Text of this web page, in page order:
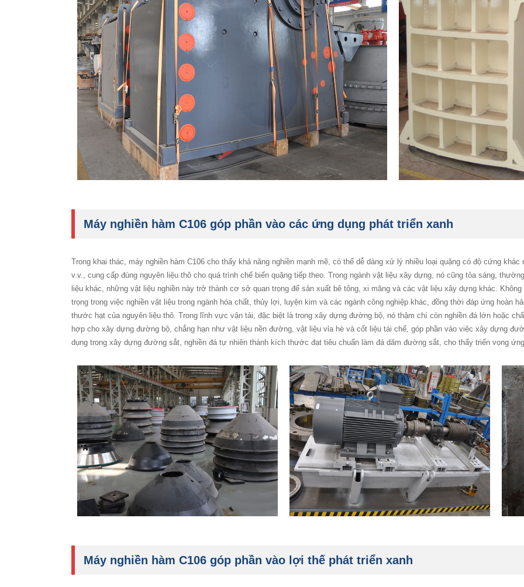
Máy nghiền hàm C106 góp phần vào các ứng dụng phát triển xanh
Trong khai thác, máy nghiền hàm C106 cho thấy khả năng nghiền mạnh mẽ, có thể dễ dàng xử lý nhiều loại quặng có độ cứng
v.v., cung cấp đúng nguyên liệu thô cho quá trình chế biến quặng tiếp theo. Trong ngành vật liệu xây dựng, nó cũng tỏa sáng,
liệu khác, những vật liệu nghiền này trở thành cơ sở quan trọng để sản xuất bê tông, xi măng và các vật liệu xây dựng khác.
trọng trong việc nghiền vật liệu trong ngành hóa chất, thủy lợi, luyện kim và các ngành công nghiệp khác, đồng thời đáp ứng hoàn
thước hạt của nguyên liệu thô. Trong lĩnh vực vận tải, đặc biệt là trong xây dựng đường bộ, nó thậm chí còn nghiền đá lớn hoặc
hợp cho xây dựng đường bộ, chẳng hạn như vật liệu nền đường, vật liệu vỉa hè và cốt liệu tái chế, góp phần vào việc xây dựng
dụng trong xây dựng đường sắt, nghiền đá tự nhiên thành kích thước đạt tiêu chuẩn làm đá dăm đường sắt, cho thấy triển vọng
Máy nghiền hàm C106 góp phần vào lợi thế phát triển xanh